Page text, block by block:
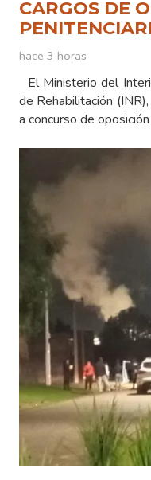
CARGOS DE
hace 3 horas
El Ministerio del
de Rehabilitación
a concurso de